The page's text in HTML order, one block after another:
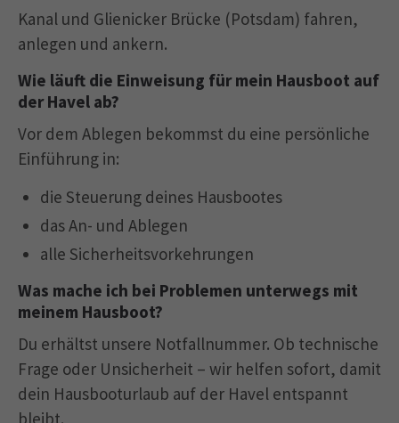
Kanal und Glienicker Brücke (Potsdam) fahren,
anlegen und ankern.
Wie läuft die Einweisung für mein Hausboot auf
der Havel ab?
Vor dem Ablegen bekommst du eine persönliche
Einführung in:
die Steuerung deines Hausbootes
das An- und Ablegen
alle Sicherheitsvorkehrungen
Was mache ich bei Problemen unterwegs mit
meinem Hausboot?
Du erhältst unsere Notfallnummer. Ob technische
Frage oder Unsicherheit – wir helfen sofort, damit
dein Hausbooturlaub auf der Havel entspannt
bleibt.